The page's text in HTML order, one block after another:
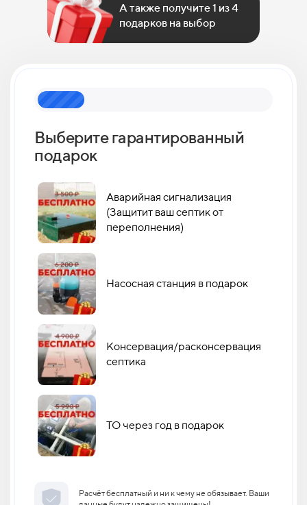
А также получите 1 из 4
подарков на выбор
Выберите гарантированный
подарок
Аварийная сигнализация
(Защитит ваш септик от
переполнения)
Насосная станция в подарок
Консервация/расконсервация
септика
ТО через год в подарок
Расчёт бесплатный и ни к чему не обязывает. Ваши